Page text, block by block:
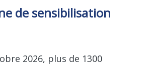
de sensibilisation
2026, plus de 1300